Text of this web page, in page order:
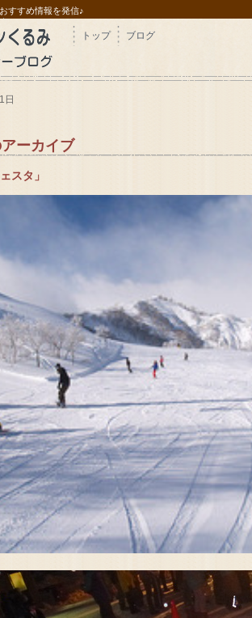
すすめ情報を発信♪
トップ ブログ
日
ーカイブ
スタ」